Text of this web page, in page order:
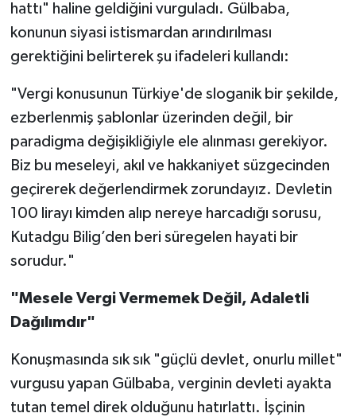
hattı" haline geldiğini vurguladı. Gülbaba,
konunun siyasi istismardan arındırılması
gerektiğini belirterek şu ifadeleri kullandı:
"Vergi konusunun Türkiye'de sloganik bir şekilde,
ezberlenmiş şablonlar üzerinden değil, bir
paradigma değişikliğiyle ele alınması gerekiyor.
Biz bu meseleyi, akıl ve hakkaniyet süzgecinden
geçirerek değerlendirmek zorundayız. Devletin
100 lirayı kimden alıp nereye harcadığı sorusu,
Kutadgu Bilig’den beri süregelen hayati bir
sorudur."
"Mesele Vergi Vermemek Değil, Adaletli
Dağılımdır"
Konuşmasında sık sık "güçlü devlet, onurlu millet"
vurgusu yapan Gülbaba, verginin devleti ayakta
tutan temel direk olduğunu hatırlattı. İşçinin